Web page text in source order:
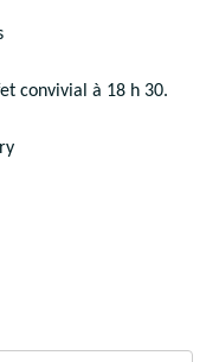
convivial à 18 h 30.